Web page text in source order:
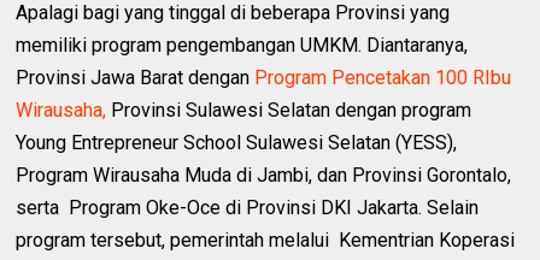
Apalagi bagi yang tinggal di beberapa Provinsi yang
memiliki program pengembangan UMKM. Diantaranya,
Provinsi Jawa Barat dengan Program Pencetakan 100 RIbu
Wirausaha, Provinsi Sulawesi Selatan dengan program
Young Entrepreneur School Sulawesi Selatan (YESS),
Program Wirausaha Muda di Jambi, dan Provinsi Gorontalo,
serta Program Oke-Oce di Provinsi DKI Jakarta. Selain
program tersebut, pemerintah melalui Kementrian Koperasi